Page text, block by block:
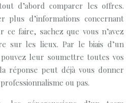
d’abord comparer les offres.
plus d’informations concernant
ce faire, sachez que vous n’avez
sur les lieux. Par le biais d’un
leur soumettre toutes vos
réponse peut déjà vous donner
ou pas.